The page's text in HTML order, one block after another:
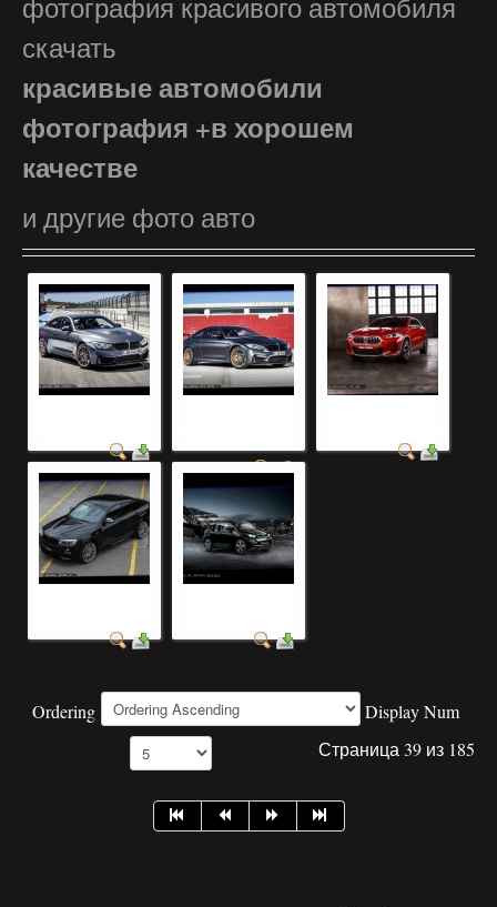
фотография красивого автомобиля
скачать
красивые автомобили
фотография +в хорошем
качестве
и другие фото авто
Ordering
Display Num
Страница 39 из 185